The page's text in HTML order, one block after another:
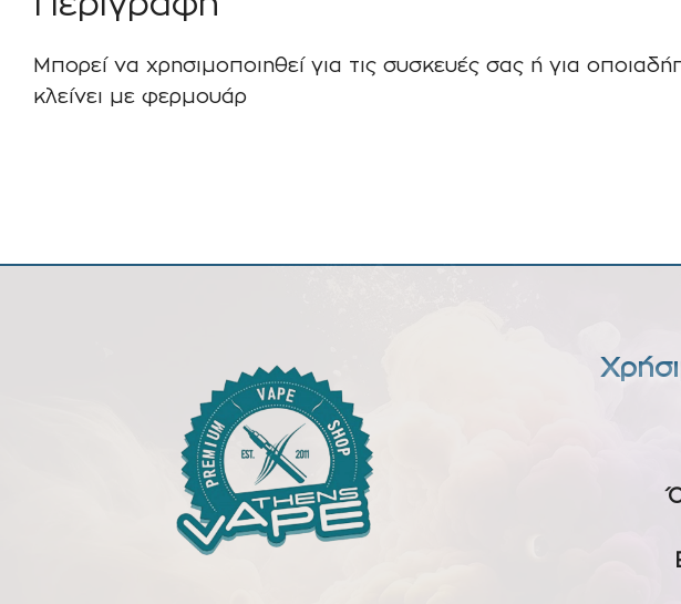
Μπορεί να χρησιμοποιηθεί για τις συσκευές σας ή για
κλείνει με φερμουάρ